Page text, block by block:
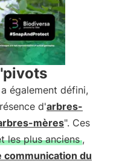
également défini,
d'arbres-
mères". Ces
les plus anciens ,
communication du